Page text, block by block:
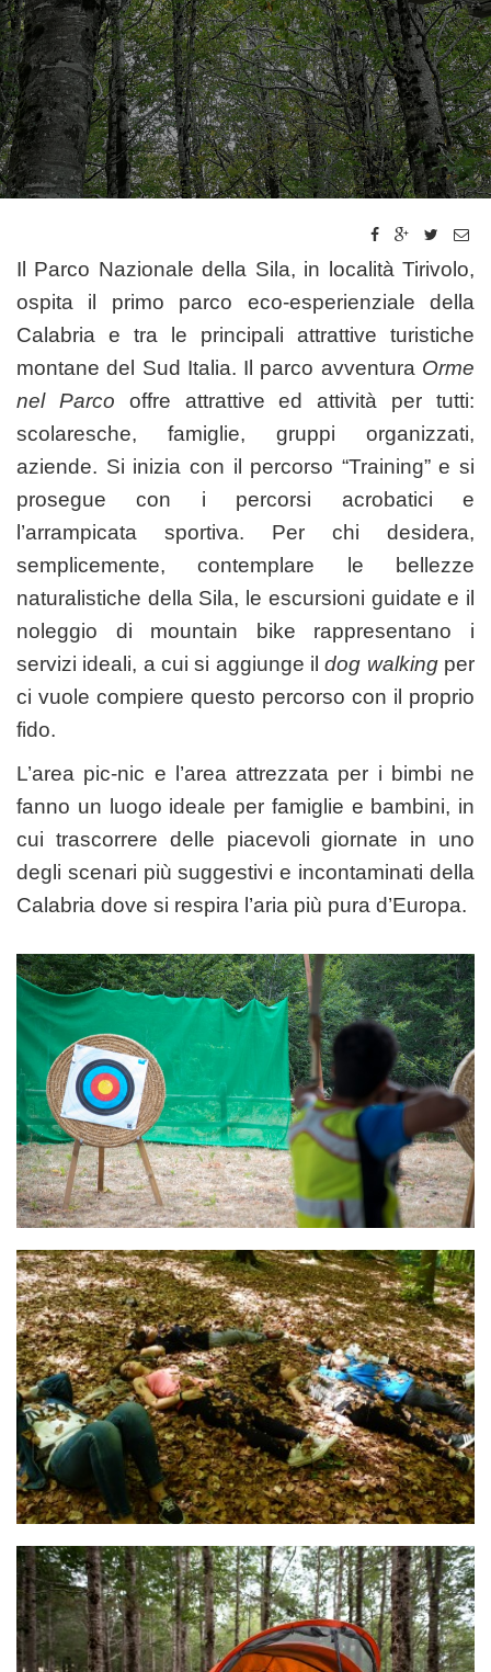
Il Parco Nazionale della Sila, in località Tirivolo,
ospita il primo parco eco-esperienziale della
Calabria e tra le principali attrattive turistiche
montane del Sud Italia. Il parco avventura Orme
nel Parco offre attrattive ed attività per tutti:
scolaresche, famiglie, gruppi organizzati,
aziende. Si inizia con il percorso “Training” e si
prosegue con i percorsi acrobatici e
l’arrampicata sportiva. Per chi desidera,
semplicemente, contemplare le bellezze
naturalistiche della Sila, le escursioni guidate e il
noleggio di mountain bike rappresentano i
servizi ideali, a cui si aggiunge ildog walking per
ci vuole compiere questo percorso con il proprio
fido.
L’area pic-nic e l’area attrezzata per i bimbi ne
fanno un luogo ideale per famiglie e bambini, in
cui trascorrere delle piacevoli giornate in uno
degli scenari più suggestivi e incontaminati della
Calabria dove si respira l’aria più pura d’Europa.